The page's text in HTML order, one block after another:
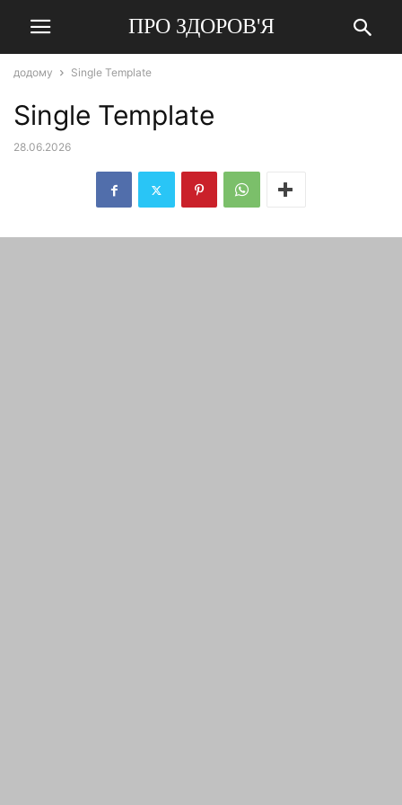
ПРО ЗДОРОВ'Я
додому Single Template
Single Template
28.06.2026